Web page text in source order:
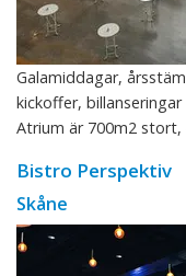
Galamiddagar,
kickoffer,
Atrium är 700m2 stort,
Bistro Perspektiv
Skåne